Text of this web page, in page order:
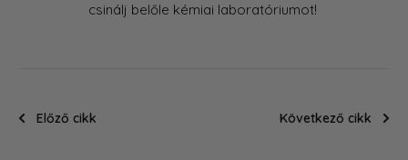
csinálj belőle kémiai laboratóriumot!
Előző cikk Következő cikk